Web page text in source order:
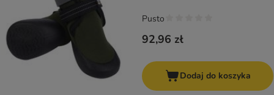
92,96 zł
Pusto
Dodaj do koszyka